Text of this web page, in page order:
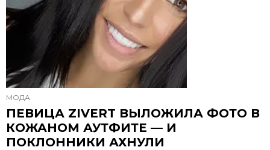
МОДА
ПЕВИЦА ZIVERT ВЫЛОЖИЛА ФОТО В
КОЖАНОМ АУТФИТЕ — И
ПОКЛОННИКИ АХНУЛИ